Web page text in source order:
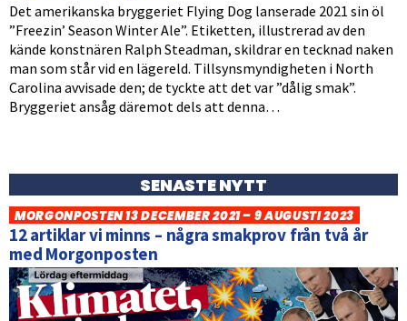
Det amerikanska bryggeriet Flying Dog lanserade 2021 sin öl
”Freezin’ Season Winter Ale”. Etiketten, illustrerad av den
kände konstnären Ralph Steadman, skildrar en tecknad naken
man som står vid en lägereld. Tillsynsmyndigheten i North
Carolina avvisade den; de tyckte att det var ”dålig smak”.
Bryggeriet ansåg däremot dels att denna…
SENASTE NYTT
MORGONPOSTEN 13 DECEMBER 2021 – 9 AUGUSTI 2023
12 artiklar vi minns – några smakprov från två år
med Morgonposten